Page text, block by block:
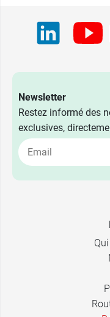
Newsletter
Restez informé des
exclusives,